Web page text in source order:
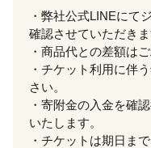
・弊社公式LINEにて
確認させていただきま
・商品代との差額は
・チケット利用に伴
さい。
・寄附金の入金を確
いたします。
・チケットは期日ま